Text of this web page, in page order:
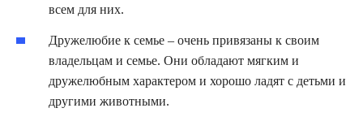
всем для них.
Дружелюбие к семье – очень привязаны к своим
владельцам и семье. Они обладают мягким и
дружелюбным характером и хорошо ладят с детьми и
другими животными.